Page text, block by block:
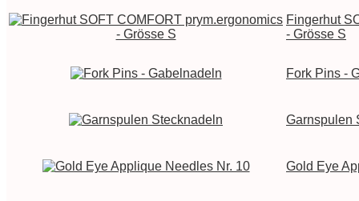
Fingerhut
- Grösse S
Fork Pins -
Garnspulen
Gold Eye